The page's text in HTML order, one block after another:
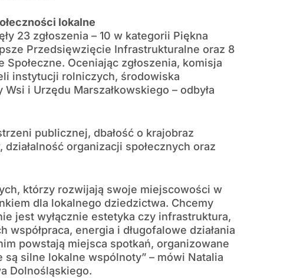
lokalne
23 zgłoszenia – 10 w kategorii Piękna
Przedsięwzięcie Infrastrukturalne oraz 8
Oceniając zgłoszenia, komisja
instytucji rolniczych, środowiska
i Urzędu Marszałkowskiego – odbyła
publicznej, dbałość o krajobraz
organizacji społecznych oraz
którzy rozwijają swoje miejscowości w
dla lokalnego dziedzictwa. Chcemy
jest wyłącznie estetyka czy infrastruktura,
energia i długofalowe działania
powstają miejsca spotkań, organizowane
silne lokalne wspólnoty” – mówi Natalia
Dolnośląskiego.